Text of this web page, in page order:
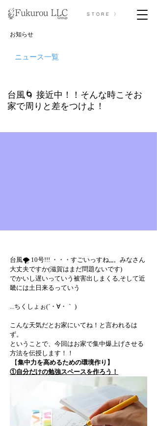
STORE 〉
お知らせ
ニュース一覧
台風🌀 接近中！！そんな時こそお
家で周りと差をつけよ！
台風🌪️ 10号!!! ・・・すごいっすね,,,。みなさん
大丈夫ですか(滋賀はまだ問題ないです)
でかいし遅いっていう被害出しまくる,そして近
畿には土日来るっていう
...ちくしょぉ(´・∀・｀ )
こんな天気だとお家にいてね！と言われるは
ず。
ということで、今回はお家で集中爆上げさせる
方法を伝授します！！
【集中力を高めるための環境作り】
①自分だけの勉強スペースを作ろう！